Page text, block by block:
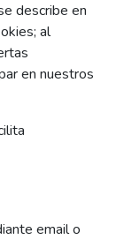
describe en
al
en nuestros
email o